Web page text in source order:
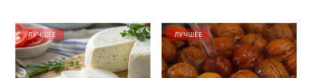
ЛУЧШЕЕ ЛУЧШЕЕ